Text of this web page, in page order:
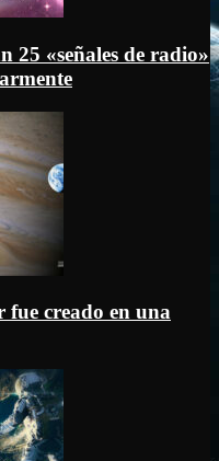
25 «señales de radio»
creado en una